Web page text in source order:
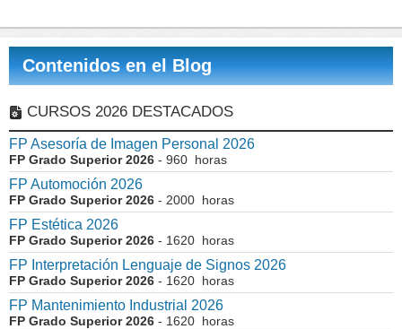
Contenidos en el Blog
CURSOS 2026 DESTACADOS
FP Asesoría de Imagen Personal 2026
FP Grado Superior 2026 - 960 horas
FP Automoción 2026
FP Grado Superior 2026 - 2000 horas
FP Estética 2026
FP Grado Superior 2026 - 1620 horas
FP Interpretación Lenguaje de Signos 2026
FP Grado Superior 2026 - 1620 horas
FP Mantenimiento Industrial 2026
FP Grado Superior 2026 - 1620 horas